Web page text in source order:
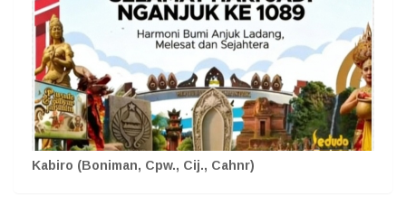
Kabiro (Boniman, Cpw., Cij., Cahnr)